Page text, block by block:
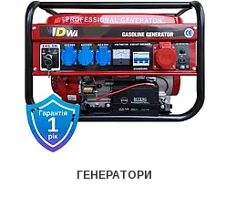
ГЕНЕРАТОРИ